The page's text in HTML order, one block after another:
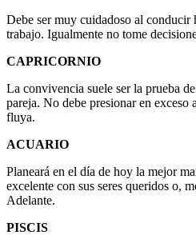
Debe ser muy cuidadoso al conducir
trabajo. Igualmente no tome
CAPRICORNIO
La convivencia suele ser la prueba
pareja. No debe presionar en exceso
fluya.
ACUARIO
Planeará en el día de hoy la mejor
excelente con sus seres queridos o,
Adelante.
PISCIS